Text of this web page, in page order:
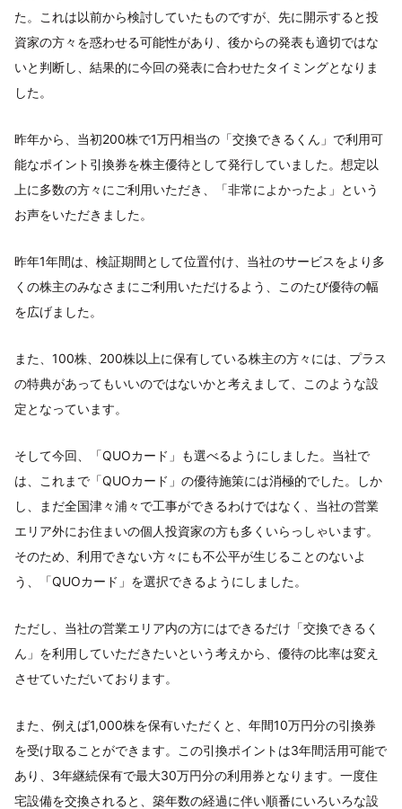
た。これは以前から検討していたものですが、先に開示すると投
資家の方々を惑わせる可能性があり、後からの発表も適切ではな
いと判断し、結果的に今回の発表に合わせたタイミングとなりま
した。
昨年から、当初200株で1万円相当の「交換できるくん」で利用可
能なポイント引換券を株主優待として発行していました。想定以
上に多数の方々にご利用いただき、「非常によかったよ」という
お声をいただきました。
昨年1年間は、検証期間として位置付け、当社のサービスをより多
くの株主のみなさまにご利用いただけるよう、このたび優待の幅
を広げました。
また、100株、200株以上に保有している株主の方々には、プラス
の特典があってもいいのではないかと考えまして、このような設
定となっています。
そして今回、「QUOカード」も選べるようにしました。当社で
は、これまで「QUOカード」の優待施策には消極的でした。しか
し、まだ全国津々浦々で工事ができるわけではなく、当社の営業
エリア外にお住まいの個人投資家の方も多くいらっしゃいます。
そのため、利用できない方々にも不公平が生じることのないよ
う、「QUOカード」を選択できるようにしました。
ただし、当社の営業エリア内の方にはできるだけ「交換できるく
ん」を利用していただきたいという考えから、優待の比率は変え
させていただいております。
また、例えば1,000株を保有いただくと、年間10万円分の引換券
を受け取ることができます。この引換ポイントは3年間活用可能で
あり、3年継続保有で最大30万円分の利用券となります。一度住
宅設備を交換されると、築年数の経過に伴い順番にいろいろな設